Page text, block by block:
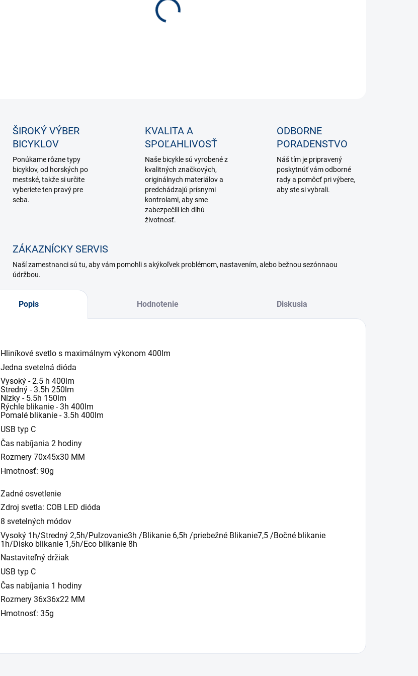
ŠIROKÝ VÝBER
BICYKLOV
Ponúkame rôzne typy
bicyklov, od horských po
mestské, takže si určite
vyberiete ten pravý pre
seba.
KVALITA A
SPOĽAHLIVOSŤ
Naše bicykle sú vyrobené z
kvalitných značkových,
originálnych materiálov a
predchádzajú prísnymi
kontrolami, aby sme
zabezpečili ich dlhú
životnosť.
ODBORNE
PORADENSTVO
Náš tím je pripravený
poskytnúť vám odborné
rady a pomôcť pri výbere,
aby ste si vybrali.
ZÁKAZNÍCKY SERVIS
Naší zamestnanci sú tu, aby vám pomohli s akýkoľvek problémom, nastavením, alebo bežnou sezónnaou
údržbou.
Popis Hodnotenie Diskusia
Hliníkové svetlo s maximálnym výkonom 400lm
Jedna svetelná dióda
Vysoký - 2.5 h 400lm
Stredný - 3.5h 250lm
Nízky - 5.5h 150lm
Rýchle blikanie - 3h 400lm
Pomalé blikanie - 3.5h 400lm
USB typ C
Čas nabíjania 2 hodiny
Rozmery 70x45x30 MM
Hmotnosť: 90g
Zadné osvetlenie
Zdroj svetla: COB LED dióda
8 svetelných módov
Vysoký 1h/Stredný 2,5h/Pulzovanie3h /Blikanie 6,5h /priebežné Blikanie7,5 /Bočné blikanie
1h/Disko blikanie 1,5h/Eco blikanie 8h
Nastaviteľný držiak
USB typ C
Čas nabíjania 1 hodiny
Rozmery 36x36x22 MM
Hmotnosť: 35g